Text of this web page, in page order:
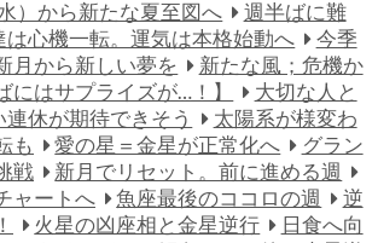
）から新たな夏至図へ
週半ばに難
は心機一転。運気は本格始動へ
今季
月から新しい夢を
新たな風；危機か
にはサプライズが…！】
大切な人と
連休が期待できそう
太陽系が様変わ
も
愛の星＝金星が正常化へ
グラン
戦
新月でリセット。前に進める週
ャートへ
魚座最後のココロの週
逆
火星の凶座相と金星逆行
日食へ向